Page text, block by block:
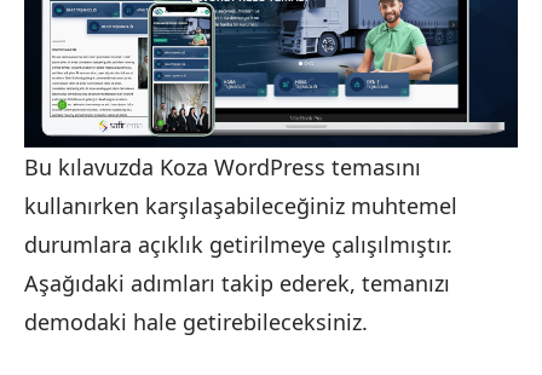
Bu kılavuzda Koza WordPress temasını
kullanırken karşılaşabileceğiniz muhtemel
durumlara açıklık getirilmeye çalışılmıştır.
Aşağıdaki adımları takip ederek, temanızı
demodaki hale getirebileceksiniz.